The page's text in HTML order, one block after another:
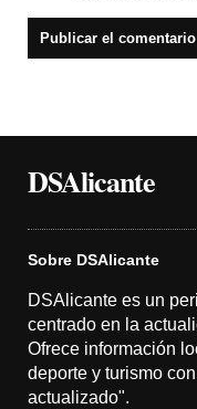
DSAlicante
Sobre DSAlicante
DSAlicante es un
centrado en la
Ofrece información
deporte y turismo
actualizado".